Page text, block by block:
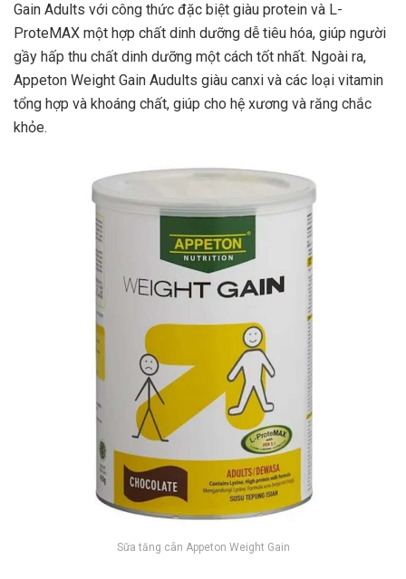
Gain Adults với công thức đặc biệt giàu protein và L-
ProteMAX một hợp chất dinh dưỡng dễ tiêu hóa, giúp người
gầy hấp thu chất dinh dưỡng một cách tốt nhất. Ngoài ra,
Appeton Weight Gain Audults giàu canxi và các loại vitamin
tổng hợp và khoáng chất, giúp cho hệ xương và răng chắc
khỏe.
Sữa tăng cân Appeton Weight Gain